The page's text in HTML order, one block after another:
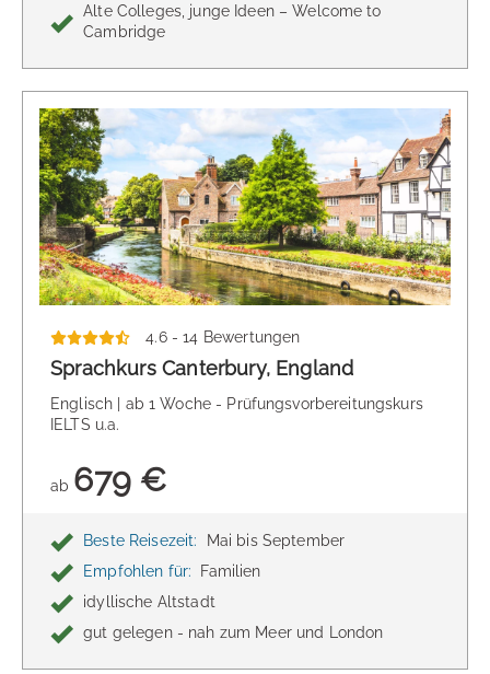
Alte Colleges, junge Ideen – Welcome to
Cambridge
4.6 - 14 Bewertungen
Sprachkurs Canterbury, England
Englisch | ab 1 Woche - Prüfungsvorbereitungskurs
IELTS u.a.
ab 679 €
Beste Reisezeit:
Mai bis September
Empfohlen für:
Familien
idyllische Altstadt
gut gelegen - nah zum Meer und London